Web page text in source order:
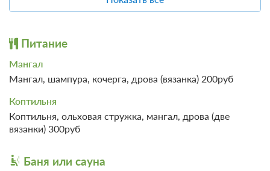
Детям
Квадроциклы
Питание
Мангал
Мангал, шампура, кочерга, дрова (вязанка) 200руб
Коптильня
Коптильня, ольховая стружка, мангал, дрова (две
вязанки) 300руб
Баня или сауна